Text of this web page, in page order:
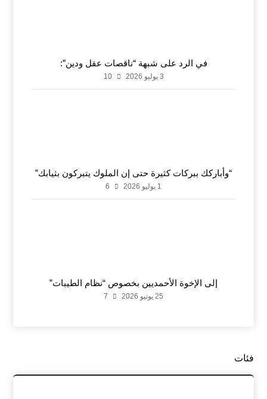
في الرد على شبهة “ناقصات عقل ودين”:
3 يوليو 2026 10
“وأباركك ببركات كثيرة حتى إن الملوك يتبركون بثيابك”
1 يوليو 2026 6
إلى الإخوة الأحمديين بخصوص “نظام الطيبات”
25 يونيو 2026 7
فئات